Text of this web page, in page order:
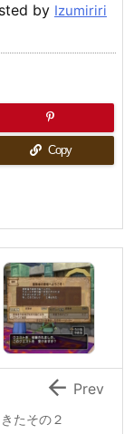
by Izumiriri
Copy
たその２
 Prev